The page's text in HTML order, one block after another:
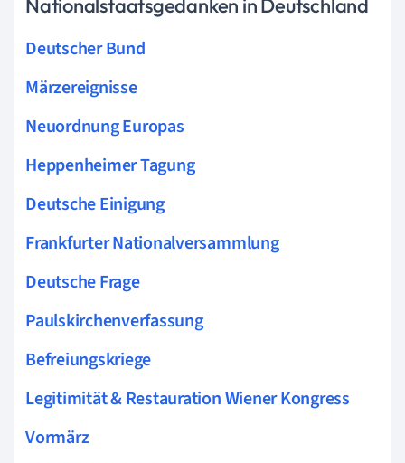
Nationalstaatsgedanken in Deutschland
Deutscher Bund
Märzereignisse
Neuordnung Europas
Heppenheimer Tagung
Deutsche Einigung
Frankfurter Nationalversammlung
Deutsche Frage
Paulskirchenverfassung
Befreiungskriege
Legitimität & Restauration Wiener Kongress
Vormärz